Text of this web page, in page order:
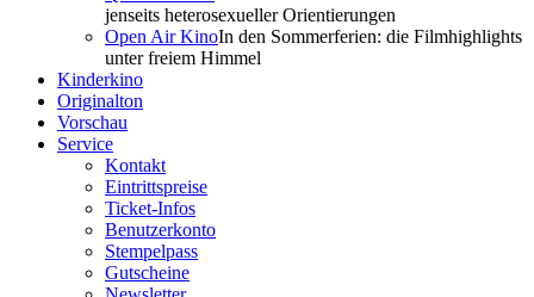
jenseits heterosexueller Orientierungen
Open Air KinoIn den Sommerferien: die Filmhighlights
unter freiem Himmel
Kinderkino
Originalton
Vorschau
Service
Kontakt
Eintrittspreise
Ticket-Infos
Benutzerkonto
Stempelpass
Gutscheine